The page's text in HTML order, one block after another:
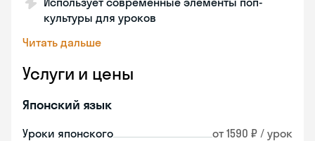
культуры для уроков
Читать дальше
Услуги и цены
Японский язык
Уроки японского от 1590 ₽ / урок